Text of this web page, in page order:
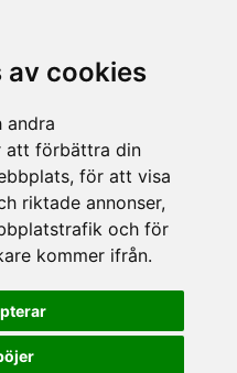
av cookies
andra
att förbättra din
för att visa
riktade annonser,
och för
kommer ifrån.